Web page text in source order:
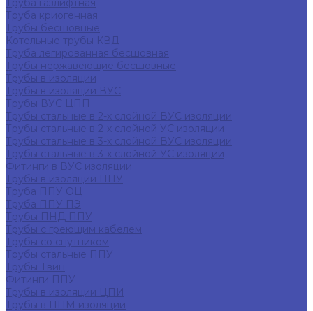
Труба газлифтная
Труба криогенная
Трубы бесшовные
Котельные трубы КВД
Труба легированная бесшовная
Трубы нержавеющие бесшовные
Трубы в изоляции
Трубы в изоляции ВУС
Трубы ВУС ЦПП
Трубы стальные в 2-х слойной ВУС изоляции
Трубы стальные в 2-х слойной УС изоляции
Трубы стальные в 3-х слойной ВУС изоляции
Трубы стальные в 3-х слойной УС изоляции
Фитинги в ВУС изоляции
Трубы в изоляции ППУ
Труба ППУ ОЦ
Труба ППУ ПЭ
Трубы ПНД ППУ
Трубы с греющим кабелем
Трубы со спутником
Трубы стальные ППУ
Трубы Твин
Фитинги ППУ
Трубы в изоляции ЦПИ
Трубы в ППМ изоляции